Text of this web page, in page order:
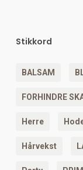
Stikkord
BALSAM
FORHINDRE
Herre
Hårvekst